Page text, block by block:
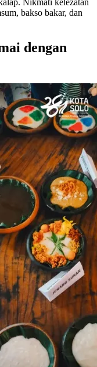
bakso bakar, dan
dengan